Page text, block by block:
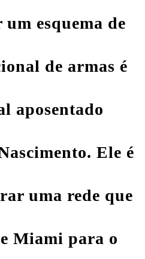
esquema de
de armas é
aposentado
Ele é
uma rede que
Miami para o